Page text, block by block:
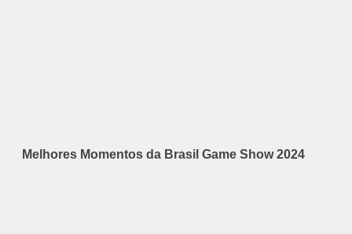
Melhores Momentos da Brasil Game Show 2024